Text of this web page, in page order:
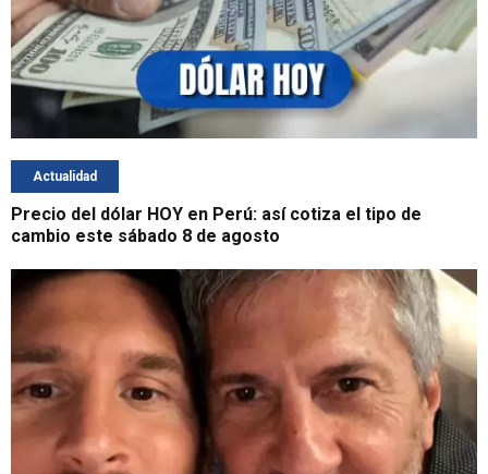
Actualidad
Precio del dólar HOY en Perú: así cotiza el tipo de
cambio este sábado 8 de agosto